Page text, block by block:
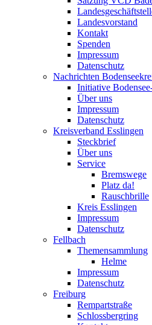
Landesvorstand
Kontakt
Spenden
Impressum
Datenschutz
Nachrichten
Initiative
Über uns
Impressum
Datenschutz
Kreisverband Esslingen
Steckbrief
Über uns
Service
Bremswege
Platz da!
Rauschbrille
Kreis Esslingen
Impressum
Datenschutz
Fellbach
Themensammlung
Helme
Impressum
Datenschutz
Freiburg
Rempartstraße
Schlossbergring